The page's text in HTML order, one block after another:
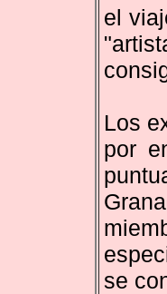
el
Los
por
se